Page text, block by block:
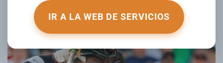
IR A LA WEB DE SERVICIOS
ESCRITO POR JUNIOR MATRILLÉ EL
. PUBLICADO
DEPORTES CON JUNIOR MATRILLÉ.